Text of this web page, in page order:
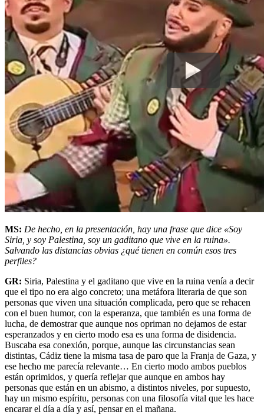
MS: De hecho, en la presentación, hay una frase que dice «Soy
Siria, y soy Palestina, soy un gaditano que vive en la ruina».
Salvando las distancias obvias ¿qué tienen en común esos tres
perfiles?
GR: Siria, Palestina y el gaditano que vive en la ruina venía a decir
que el tipo no era algo concreto; una metáfora literaria de que son
personas que viven una situación complicada, pero que se rehacen
con el buen humor, con la esperanza, que también es una forma de
lucha, de demostrar que aunque nos opriman no dejamos de estar
esperanzados y en cierto modo esa es una forma de disidencia.
Buscaba esa conexión, porque, aunque las circunstancias sean
distintas, Cádiz tiene la misma tasa de paro que la Franja de Gaza, y
ese hecho me parecía relevante… En cierto modo ambos pueblos
están oprimidos, y quería reflejar que aunque en ambos hay
personas que están en un abismo, a distintos niveles, por supuesto,
hay un mismo espíritu, personas con una filosofía vital que les hace
encarar el día a día y así, pensar en el mañana.